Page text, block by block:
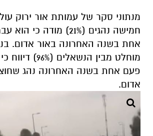
מנתוני סקר של עמותת אור ירוק
חמישה נהגים (21%) מודה
אחת בשנה האחרונה באור אדום.
מוחלט מבין
פעם אחת בשנה האחרונה נהג
אדום.